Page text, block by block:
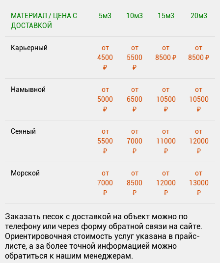
МАТЕРИАЛ / ЦЕНА С
ДОСТАВКОЙ
5м3 10м3 15м3 20м3
Карьерный
от
4500
₽
от
5500
₽
от
8500 ₽
от
8500 ₽
Намывной
от
5000
₽
от
6500
₽
от
10500
₽
от
10500
₽
Сеяный
от
5500
₽
от
7000
₽
от
11000
₽
от
12000
₽
Морской
от
7000
₽
от
8500
₽
от
12000
₽
от
13000
₽
Заказать песок с доставкой на объект можно по
телефону или через форму обратной связи на сайте.
Ориентировочная стоимость услуг указана в прайс-
листе, а за более точной информацией можно
обратиться к нашим менеджерам.